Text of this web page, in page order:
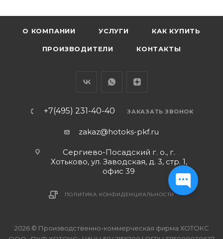
О КОМПАНИИ УСЛУГИ КАК КУПИТЬ
ПРОИЗВОДИТЕЛИ КОНТАКТЫ
+7(495) 231-40-40 ЗАКАЗАТЬ ЗВОНОК
zakaz@hotoks-pkf.ru
Сергиево-Посадский г. о., г.
Хотьково, ул. Заводская, д. 3, стр. 1,
офис 39
ПОЛИТИКА КОНФИДЕНЦИАЛЬНОСТИ
2026 © Производственно-коммерческая фирма ХОТОКС